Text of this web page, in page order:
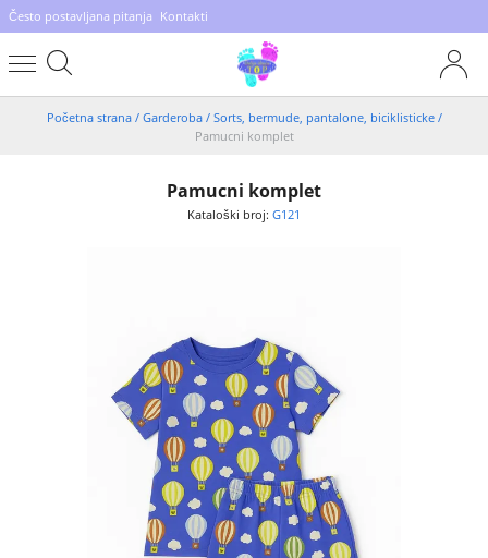
Često postavljana pitanja Kontakti
Početna strana / Garderoba / Sorts, bermude, pantalone, biciklisticke /
Pamucni komplet
Pamucni komplet
Kataloški broj: G121